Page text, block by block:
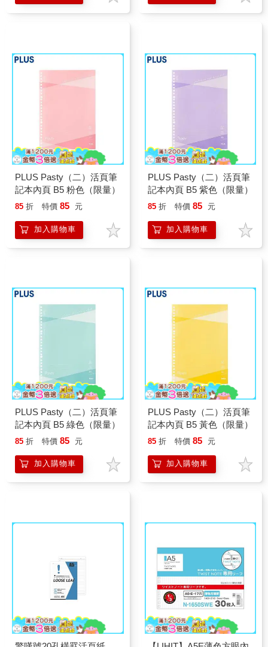
PLUS Pasty（二）活頁筆
記本內頁 B5 粉色（限量）
85 折 特價 85 元
加入購物車
PLUS Pasty（二）活頁筆
記本內頁 B5 紫色（限量）
85 折 特價 85 元
加入購物車
PLUS Pasty（二）活頁筆
記本內頁 B5 綠色（限量）
85 折 特價 85 元
加入購物車
PLUS Pasty（二）活頁筆
記本內頁 B5 黃色（限量）
85 折 特價 85 元
加入購物車